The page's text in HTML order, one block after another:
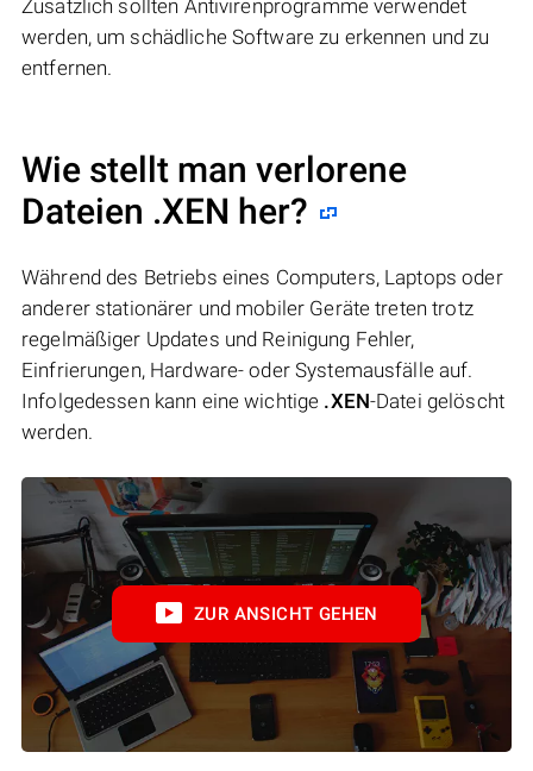
Zusätzlich sollten Antivirenprogramme verwendet
werden, um schädliche Software zu erkennen und zu
entfernen.
Wie stellt man verlorene
Dateien .XEN her?
Während des Betriebs eines Computers, Laptops oder
anderer stationärer und mobiler Geräte treten trotz
regelmäßiger Updates und Reinigung Fehler,
Einfrierungen, Hardware- oder Systemausfälle auf.
Infolgedessen kann eine wichtige .XEN-Datei gelöscht
werden.
ZUR ANSICHT GEHEN